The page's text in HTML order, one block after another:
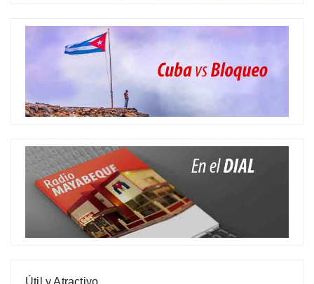
Útil y Atractivo